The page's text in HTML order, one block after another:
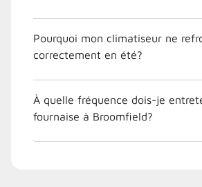
Pourquoi mon climatiseur ne
correctement en été?
À quelle fréquence dois-je
fournaise à Broomfield?